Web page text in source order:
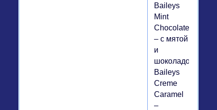
Baileys
Mint
Chocolate
– с мятой
и
шоколадом;
Baileys
Creme
Caramel
–